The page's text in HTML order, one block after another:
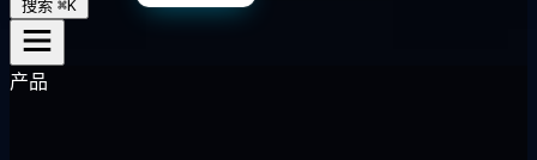
搜索 ⌘K
产品